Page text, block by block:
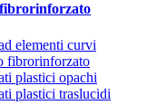
fibrorinforzato
elementi curvi
fibrorinforzato
plastici opachi
plastici traslucidi